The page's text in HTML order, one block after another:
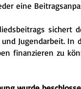
eine
sichert
Jugendarbeit.
finanzieren zu